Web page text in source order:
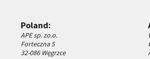
Poland:
APE sp. zo.o.
Forteczna 5
32-086 Węgrzce